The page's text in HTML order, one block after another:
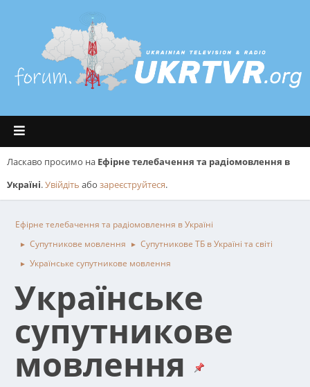
Ласкаво просимо на Ефірне телебачення та радіомовлення в
Україні.Увійдіть або зареєструйтеся.
Ефірне телебачення та радіомовлення в Україні
► Супутникове мовлення ► Супутникове ТБ в Україні та світі
► Українське супутникове мовлення
Українське
супутникове
мовлення